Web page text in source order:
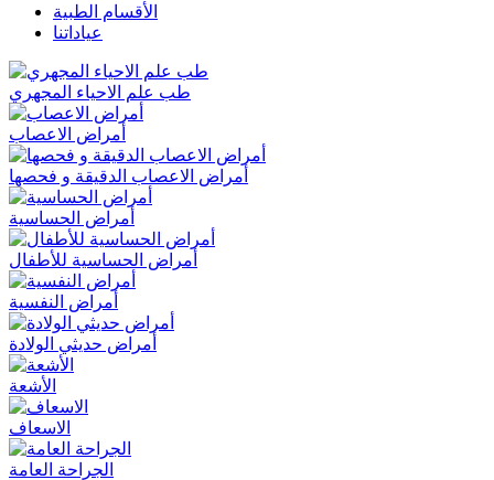
الأقسام الطبية
عياداتنا
طب علم الاحياء المجهري
أمراض الاعصاب
أمراض الاعصاب الدقيقة و فحصها
أمراض الحساسية
أمراض الحساسية للأطفال
أمراض النفسية
أمراض حديثي الولادة
الأشعة
الاسعاف
الجراحة العامة